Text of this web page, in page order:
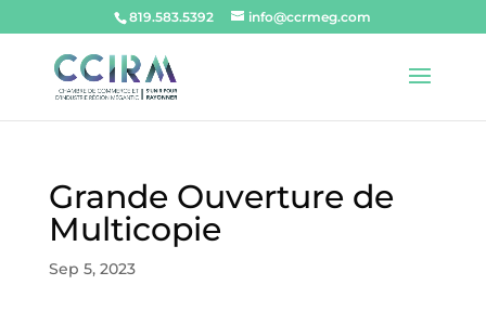
819.583.5392 info@ccrmeg.com
Grande Ouverture de
Multicopie
Sep 5, 2023